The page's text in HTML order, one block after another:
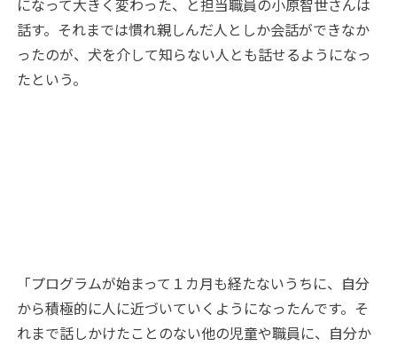
になって大きく変わった、と担当職員の小原智世さんは
話す。それまでは慣れ親しんだ人としか会話ができなか
ったのが、犬を介して知らない人とも話せるようになっ
たという。
「プログラムが始まって１カ月も経たないうちに、自分
から積極的に人に近づいていくようになったんです。そ
れまで話しかけたことのない他の児童や職員に、自分か